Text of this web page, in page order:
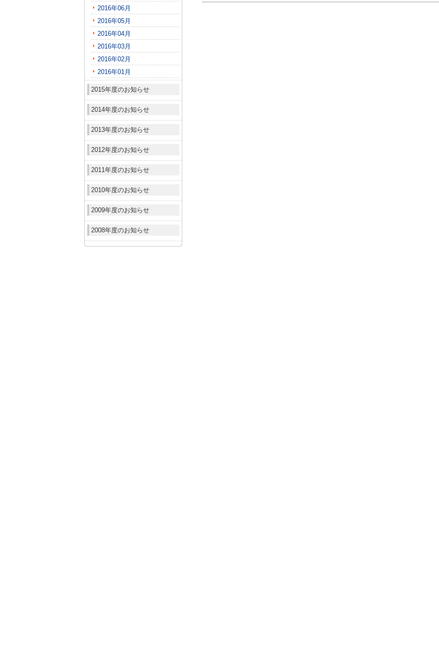
2016年06月
2016年05月
2016年04月
2016年03月
2016年02月
2016年01月
2015年度のお知らせ
2014年度のお知らせ
2013年度のお知らせ
2012年度のお知らせ
2011年度のお知らせ
2010年度のお知らせ
2009年度のお知らせ
2008年度のお知らせ